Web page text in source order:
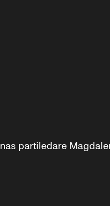
partiledare